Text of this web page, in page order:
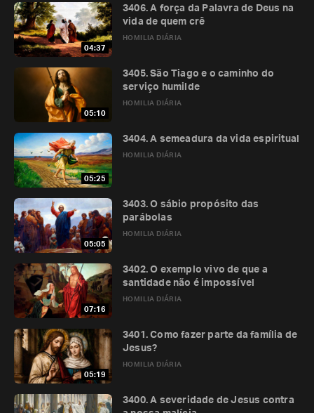
04:37
HOMILIA DIÁRIA
3406. A força da Palavra de Deus na
vida de quem crê
05:10
HOMILIA DIÁRIA
3405. São Tiago e o caminho do
serviço humilde
05:25
HOMILIA DIÁRIA
3404. A semeadura da vida espiritual
05:05
HOMILIA DIÁRIA
3403. O sábio propósito das
parábolas
07:16
HOMILIA DIÁRIA
3402. O exemplo vivo de que a
santidade não é impossível
05:19
HOMILIA DIÁRIA
3401. Como fazer parte da família de
Jesus?
3400. A severidade de Jesus contra